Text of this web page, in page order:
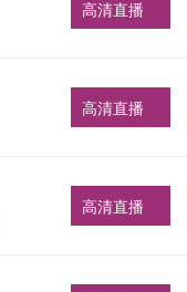
高清直播
高清直播
高清直播